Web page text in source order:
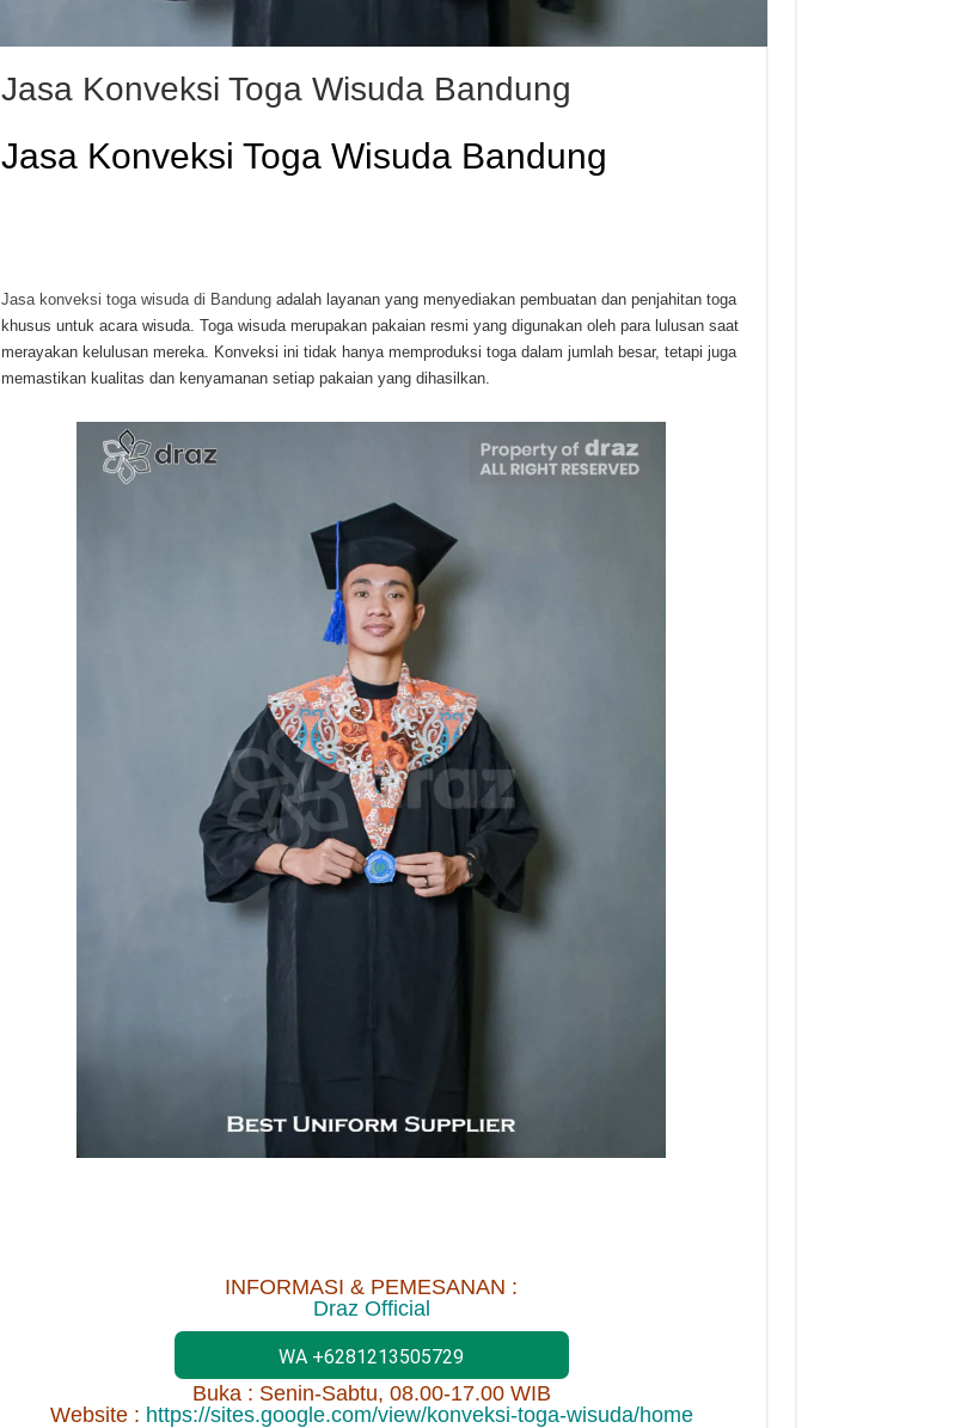
Jasa Konveksi Toga Wisuda Bandung
Jasa Konveksi Toga Wisuda Bandung
Jasa konveksi toga wisuda di Bandungadalah layanan yang menyediakan pembuatan dan penjahitan toga
khusus untuk acara wisuda. Toga wisuda merupakan pakaian resmi yang digunakan oleh para lulusan saat
merayakan kelulusan mereka. Konveksi ini tidak hanya memproduksi toga dalam jumlah besar, tetapi juga
memastikan kualitas dan kenyamanan setiap pakaian yang dihasilkan.
INFORMASI & PEMESANAN :
Draz Official
WA +6281213505729
Buka : Senin-Sabtu, 08.00-17.00 WIB
Website : https://sites.google.com/view/konveksi-toga-wisuda/home